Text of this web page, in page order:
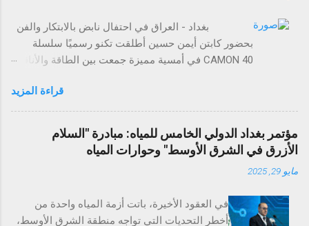
بغداد - العراق في احتفال نابض بالابتكار والفن
بحضور كابتن أيمن حسين أطلقت تكنو رسميًا سلسلة
CAMON 40 في أمسية مميزة جمعت بين الطاقة والأناقة
الإعلام، والمؤثرين في مجال التقنية، وضيوف مميزون
لاستكشاف مستقبل تصوير الهواتف الذكية. تضم سلسلة
CAMON 40 أربع طرازات: CAMON 40 Premier 5G،
وتمثل بداية عصر جديد من الذكاء الاصطناعي والتفاعل
الذكي مع الهواتف. وتتميز السلسلة بتقنيات ذكاء
مختلفين، بالإضافة إلى ميزة الكاميرا الفريدة Auto Flash
قراءة المزيد
مؤتمر بغداد الدولي الخامس للمياه: مبادرة "السلام
الأزرق في الشرق الأوسط" وحوارات المياه
مايو 29, 2025
في العقود الأخيرة، باتت أزمة المياه واحدة من
أخطر التحديات التي تواجه منطقة الشرق الأوسط،